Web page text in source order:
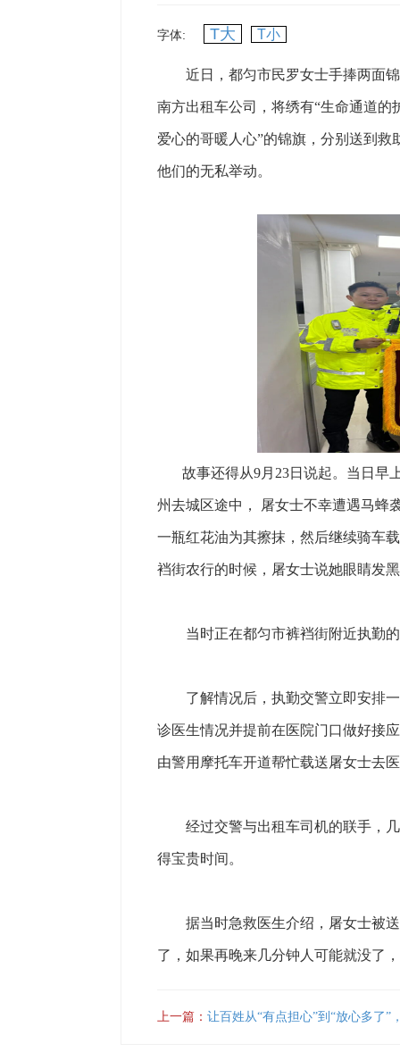
字体: T大 T小
近日，都匀市民罗女士手捧两面锦
南方出租车公司，将绣有“生命通道的
爱心的哥暖人心”的锦旗，分别送到
他们的无私举动。
故事还得从9月23日说起。当日早
州去城区途中， 屠女士不幸遭遇马蜂
一瓶红花油为其擦抹，然后继续骑车
裆街农行的时候，屠女士说她眼睛发
当时正在都匀市裤裆街附近执勤的
了解情况后，执勤交警立即安排一
诊医生情况并提前在医院门口做好接
由警用摩托车开道帮忙载送屠女士去
经过交警与出租车司机的联手，几
得宝贵时间。
据当时急救医生介绍，屠女士被送
了，如果再晚来几分钟人可能就没了
上一篇： 让百姓从“有点担心”到“放心多了